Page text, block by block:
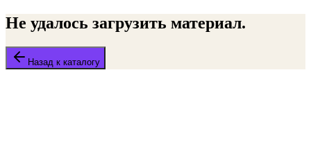
Не удалось загрузить материал.
Назад к каталогу